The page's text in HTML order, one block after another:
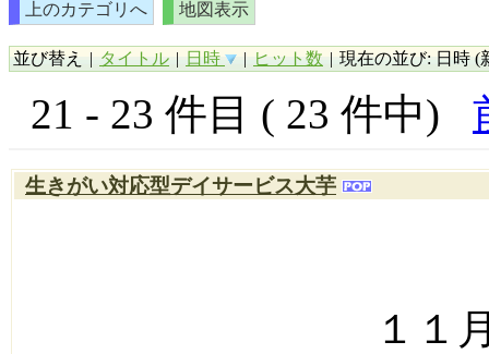
上のカテゴリへ
地図表示
並び替え | タイトル | 日時 | ヒット数 | 現在の並び: 日時
21 - 23 件目 ( 23 件中)
生きがい対応型デイサービス大芋
１１